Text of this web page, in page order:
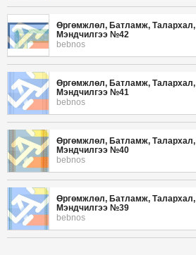
Өргөмжлөл, Батламж, Талархал,
Мэндчилгээ №42
bebnos
Өргөмжлөл, Батламж, Талархал,
Мэндчилгээ №41
bebnos
Өргөмжлөл, Батламж, Талархал,
Мэндчилгээ №40
bebnos
Өргөмжлөл, Батламж, Талархал,
Мэндчилгээ №39
bebnos